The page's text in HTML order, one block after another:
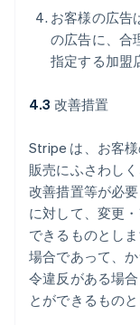
お客様の広告
の広告に、合
指定する加盟
4.3 改善措置
Stripe は、お客
販売にふさわし
改善措置等が必
に対して、変更
できるものとし
場合であって、
令違反がある場
とができるものと